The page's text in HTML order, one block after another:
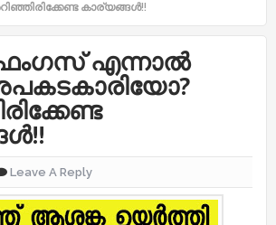
കാര്യങ്ങൾ!!
എന്നാൽ
Leave A Reply